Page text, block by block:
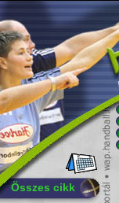
Összes cikk